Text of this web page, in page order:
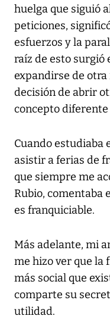
huelga que siguió
peticiones,
esfuerzos y la
raíz de esto surgió
expandirse de
decisión de abrir
concepto diferente
Cuando estudiaba
asistir a ferias de
que siempre me
Rubio, comentaba
es franquiciable.
Más adelante, mi
me hizo ver que la
más social que
comparte su
utilidad.